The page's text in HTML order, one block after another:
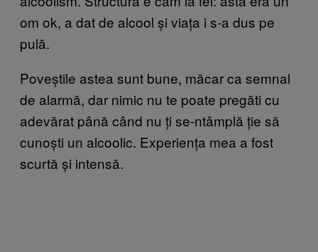
om ok, a dat de alcool și viața i s-a dus pe
pulă.
Poveștile astea sunt bune, măcar ca semnal
de alarmă, dar nimic nu te poate pregăti cu
adevărat până când nu ți se-ntâmplă ție să
cunoști un alcoolic. Experiența mea a fost
scurtă și intensă.